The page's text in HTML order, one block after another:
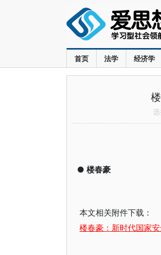
首页 法学 经济学
选
● 楼春豪
本文相关附件下载：
楼春豪：新时代国家